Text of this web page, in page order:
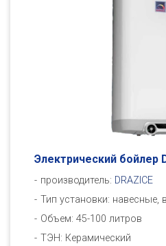
Электрический бойлер
производитель: DRAZICE
Тип установки: навесные,
Объем: 45-100 литров
ТЭН: Керамический